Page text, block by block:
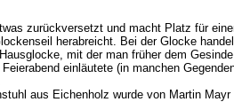
zurückversetzt und macht Platz für
herabreicht. Bei der Glocke
mit der man früher dem
einläutete (in manchen
aus Eichenholz wurde von Martin Mayr